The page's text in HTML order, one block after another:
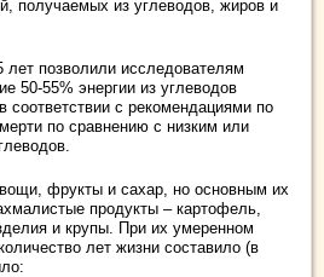
получаемых из углеводов, жиров и
лет позволили исследователям
50-55% энергии из углеводов
соответствии с рекомендациями по
по сравнению с низким или
фрукты и сахар, но основным их
продукты – картофель,
и крупы. При их умеренном
лет жизни составило (в